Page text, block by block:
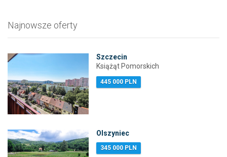
Najnowsze oferty
Szczecin
Książąt Pomorskich
445 000 PLN
Olszyniec
345 000 PLN